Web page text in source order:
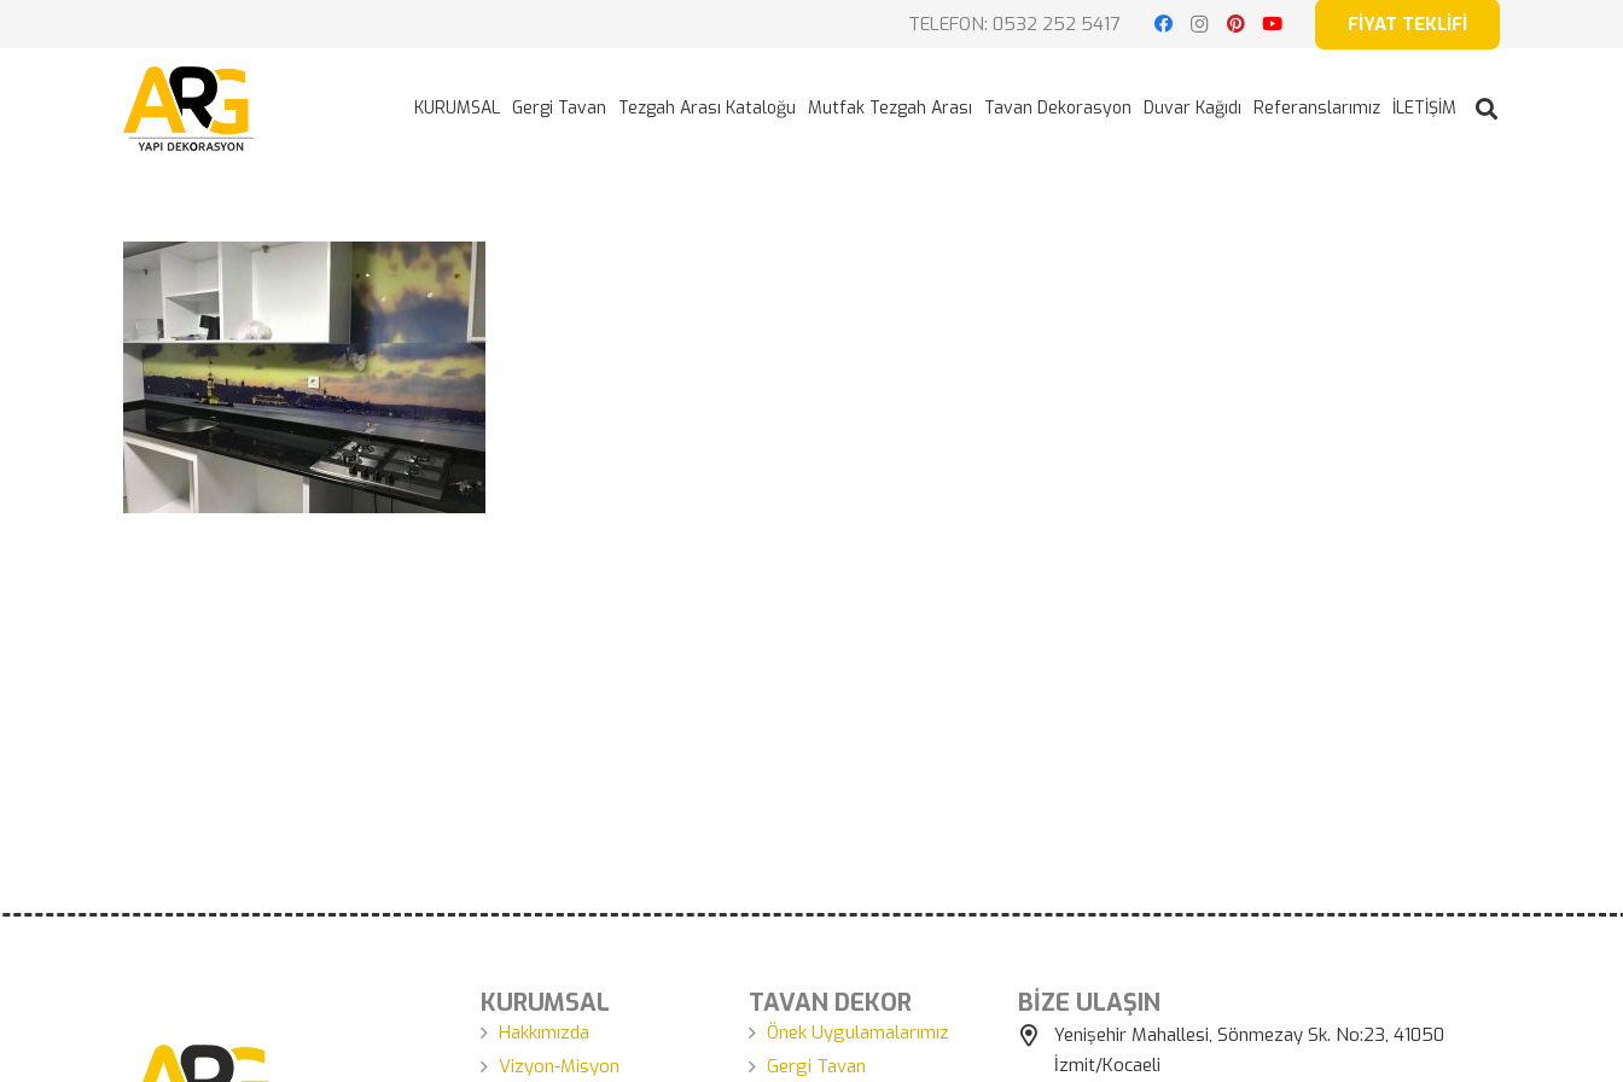
TELEFON: 0532 252 5417 FİYAT TEKLİFİ
KURUMSAL Gergi Tavan Tezgah Arası Kataloğu Mutfak Tezgah Arası Tavan Dekorasyon Duvar Kağıdı Referanslarımız İLETİŞİM
KURUMSAL
Hakkımızda
Vizyon-Misyon
TAVAN DEKOR
Önek Uygulamalarımız
Gergi Tavan
BİZE ULAŞIN
Yenişehir Mahallesi, Sönmezay Sk. No:23, 41050
İzmit/Kocaeli